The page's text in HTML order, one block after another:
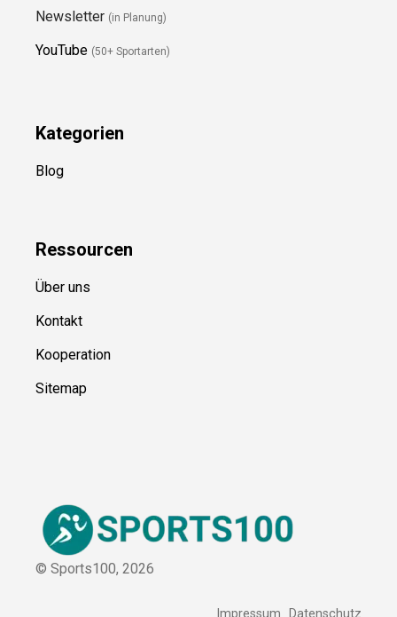
Newsletter (in Planung)
YouTube (50+ Sportarten)
Kategorien
Blog
Ressourcen
Über uns
Kontakt
Kooperation
Sitemap
© Sports100, 2026
Impressum Datenschutz